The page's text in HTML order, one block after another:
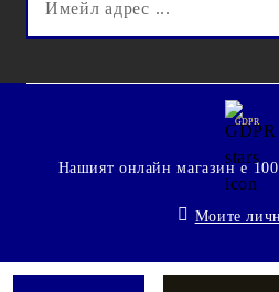
GDPR
Нашият онлайн магазин е
Моите